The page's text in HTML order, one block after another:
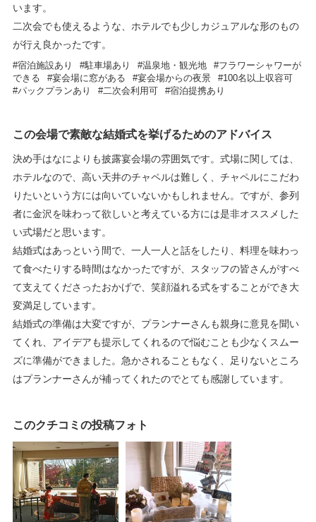
います。
二次会でも使えるような、ホテルでも少しカジュアルな形のもの
が行え良かったです。
宿泊施設あり 駐車場あり 温泉地・観光地
フラワーシャワーが
できる
宴会場に窓がある 宴会場からの夜景
100名以上収容可
パックプランあり
二次会利用可 宿泊提携あり
この会場で素敵な結婚式を挙げるためのアドバイス
決め手はなによりも披露宴会場の雰囲気です。式場に関しては、
ホテルなので、高い天井のチャペルは難しく、チャペルにこだわ
りたいという方には向いていないかもしれません。ですが、参列
者に金沢を味わって欲しいと考えている方には是非オススメした
い式場だと思います。
結婚式はあっという間で、一人一人と話をしたり、料理を味わっ
て食べたりする時間はなかったですが、スタッフの皆さんがすべ
て支えてくださったおかげで、笑顔溢れる式をすることができ大
変満足しています。
結婚式の準備は大変ですが、プランナーさんも親身に意見を聞い
てくれ、アイデアも提示してくれるので悩むことも少なくスムー
ズに準備ができました。急かされることもなく、足りないところ
はプランナーさんが補ってくれたのでとても感謝しています。
このクチコミの投稿フォト